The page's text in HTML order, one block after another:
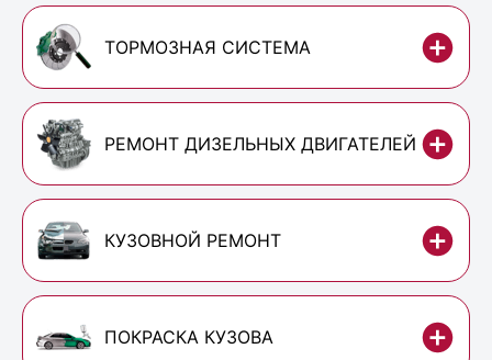
ТОРМОЗНАЯ СИСТЕМА
РЕМОНТ ДИЗЕЛЬНЫХ ДВИГАТЕЛЕЙ
КУЗОВНОЙ РЕМОНТ
ПОКРАСКА КУЗОВА